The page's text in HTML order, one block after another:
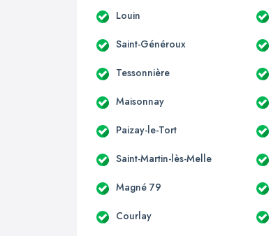
Louin
Saint-Généroux
Tessonnière
Maisonnay
Paizay-le-Tort
Saint-Martin-lès-Melle
Magné 79
Courlay